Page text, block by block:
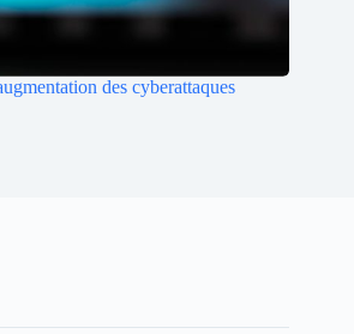
des cyberattaques